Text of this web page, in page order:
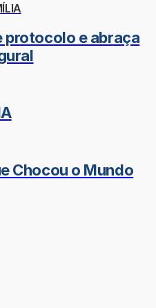
protocolo e abraça
Chocou o Mundo